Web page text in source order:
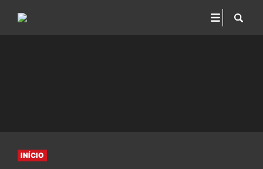
INÍCIO